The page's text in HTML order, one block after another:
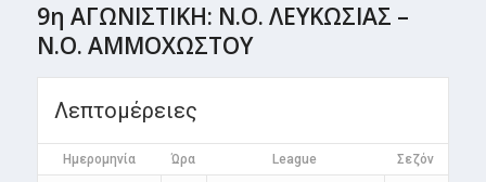
9η ΑΓΩΝΙΣΤΙΚΗ: Ν.Ο. ΛΕΥΚΩΣΙΑΣ –
Ν.Ο. ΑΜΜΟΧΩΣΤΟΥ
Λεπτομέρειες
Ημερομηνία Ώρα League Σεζόν